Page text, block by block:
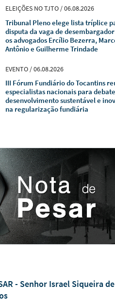
ELEIÇÕES NO TJTO / 06.08.2026
Tribunal Pleno elege lista tríplice
disputa da vaga de
os advogados Ercílio Bezerra,
Antônio e Guilherme Trindade
EVENTO / 06.08.2026
III Fórum Fundiário do Tocantins
especialistas nacionais para
desenvolvimento sustentável e
na regularização fundiária
- Senhor Israel Siqueira de